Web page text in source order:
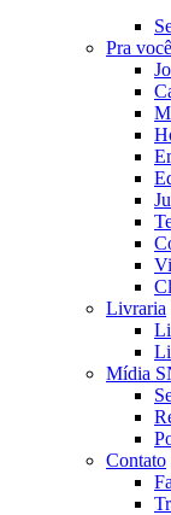
Pra você
Livraria
Mídia
Contato